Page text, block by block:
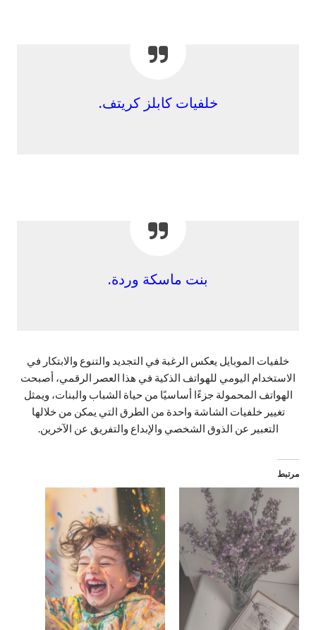
خلفيات كابلز كريتف.
بنت ماسكة وردة.
خلفيات الموبايل يعكس الرغبة في التجديد والتنوع والابتكار في
الاستخدام اليومي للهواتف الذكية في هذا العصر الرقمي، أصبحت
الهواتف المحمولة جزءًا أساسيًا من حياة الشباب والبنات، ويمثل
تغيير خلفيات الشاشة واحدة من الطرق التي يمكن من خلالها
التعبير عن الذوق الشخصي والإبداع والتفريق عن الآخرين.
مرتبط